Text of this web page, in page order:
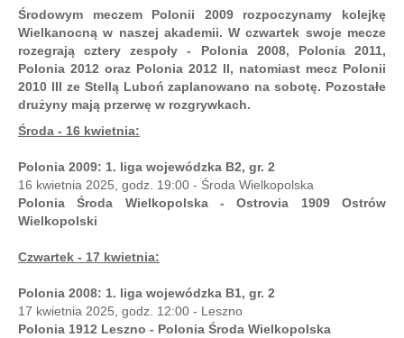
Środowym meczem Polonii 2009 rozpoczynamy kolejkę
Wielkanocną w naszej akademii. W czwartek swoje mecze
rozegrają cztery zespoły - Polonia 2008, Polonia 2011,
Polonia 2012 oraz Polonia 2012 II, natomiast mecz Polonii
2010 III ze Stellą Luboń zaplanowano na sobotę. Pozostałe
drużyny mają przerwę w rozgrywkach.
Środa - 16 kwietnia:
Polonia 2009: 1. liga wojewódzka B2, gr. 2
16 kwietnia 2025, godz. 19:00 - Środa Wielkopolska
Polonia Środa Wielkopolska - Ostrovia 1909 Ostrów
Wielkopolski
Czwartek - 17 kwietnia:
Polonia 2008: 1. liga wojewódzka B1, gr. 2
17 kwietnia 2025, godz. 12:00 - Leszno
Polonia 1912 Leszno - Polonia Środa Wielkopolska